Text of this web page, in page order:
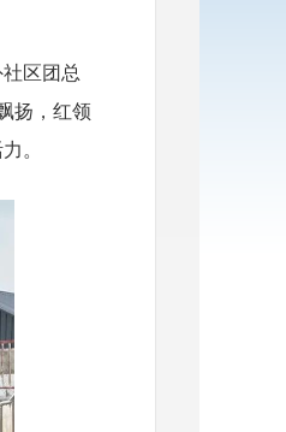
区团总
扬，红领
。